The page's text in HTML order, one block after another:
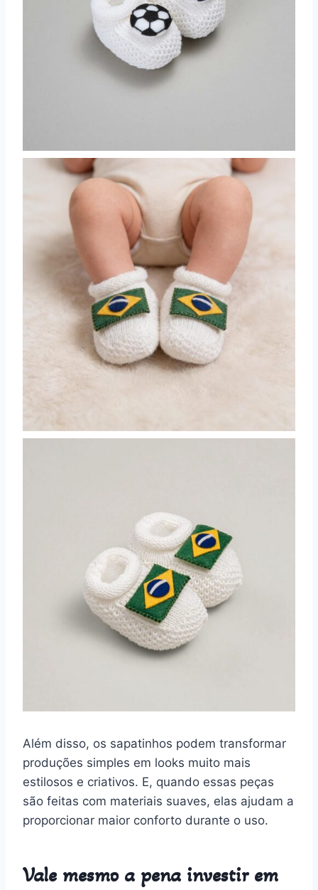
Além disso, os sapatinhos podem transformar
produções simples em looks muito mais
estilosos e criativos. E, quando essas peças
são feitas com materiais suaves, elas ajudam a
proporcionar maior conforto durante o uso.
Vale mesmo a pena investir em